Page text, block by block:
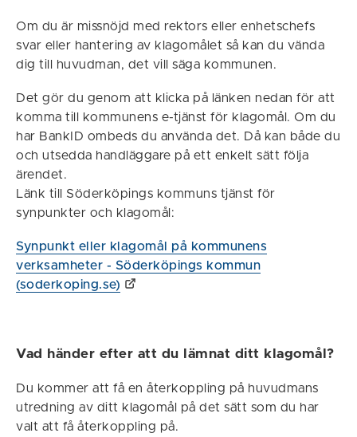
Om du är missnöjd med rektors eller enhetschefs
svar eller hantering av klagomålet så kan du vända
dig till huvudman, det vill säga kommunen.
Det gör du genom att klicka på länken nedan för att
komma till kommunens e-tjänst för klagomål. Om du
har BankID ombeds du använda det. Då kan både du
och utsedda handläggare på ett enkelt sätt följa
ärendet.
Länk till Söderköpings kommuns tjänst för
synpunkter och klagomål:
Synpunkt eller klagomål på kommunens
verksamheter - Söderköpings kommun
(soderkoping.se)
Vad händer efter att du lämnat ditt klagomål?
Du kommer att få en återkoppling på huvudmans
utredning av ditt klagomål på det sätt som du har
valt att få återkoppling på.